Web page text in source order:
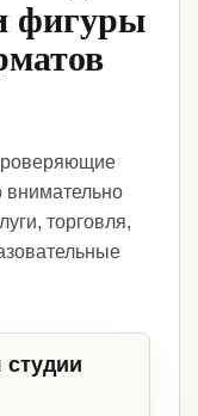
фигуры
внимательно
торговля,